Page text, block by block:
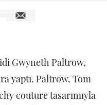
Gwyneth Paltrow,
yaptı. Paltrow, Tom
couture tasarımıyla